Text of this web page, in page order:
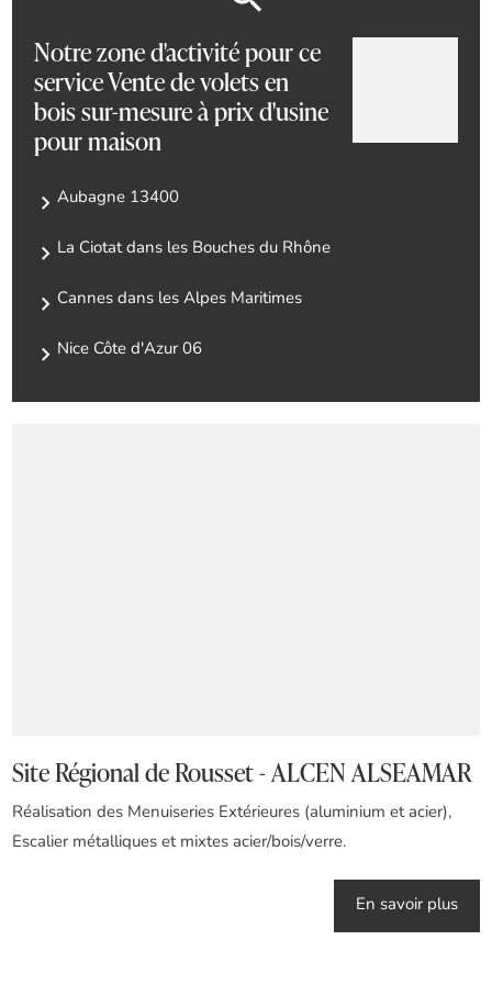
Notre zone d'activité pour ce
service Vente de volets en
bois sur-mesure à prix d'usine
pour maison
Aubagne 13400
La Ciotat dans les Bouches du Rhône
Cannes dans les Alpes Maritimes
Nice Côte d'Azur 06
Site Régional de Rousset - ALCEN ALSEAMAR
Réalisation des Menuiseries Extérieures (aluminium et acier),
Escalier métalliques et mixtes acier/bois/verre.
En savoir plus